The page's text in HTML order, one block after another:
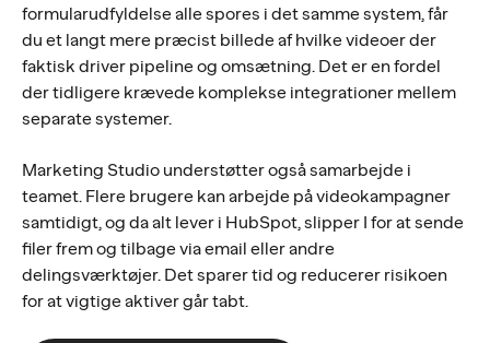
formularudfyldelse alle spores i det samme system, får
du et langt mere præcist billede af hvilke videoer der
faktisk driver pipeline og omsætning. Det er en fordel
der tidligere krævede komplekse integrationer mellem
separate systemer.
Marketing Studio understøtter også samarbejde i
teamet. Flere brugere kan arbejde på videokampagner
samtidigt, og da alt lever i HubSpot, slipper I for at sende
filer frem og tilbage via email eller andre
delingsværktøjer. Det sparer tid og reducerer risikoen
for at vigtige aktiver går tabt.